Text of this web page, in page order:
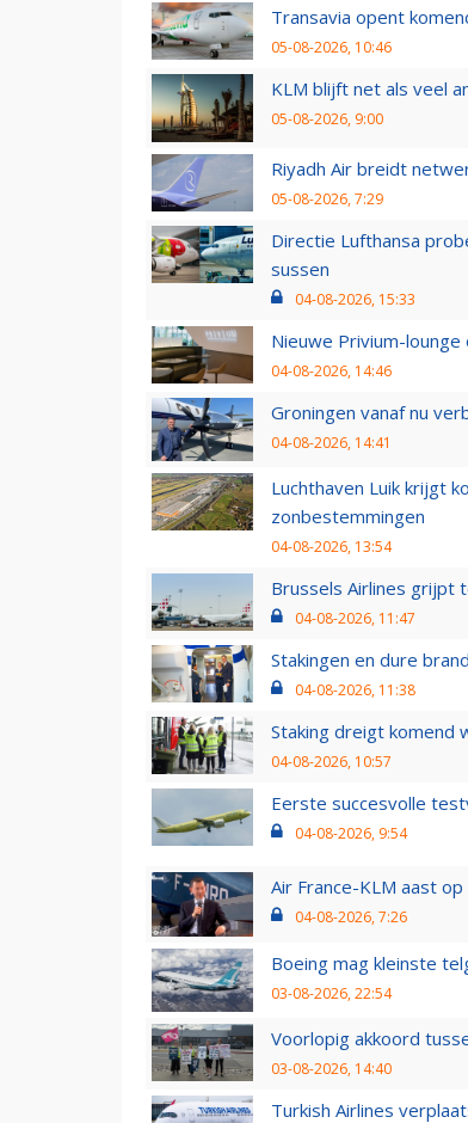
Transavia opent
05-08-2026, 10:46
KLM blijft net als veel
05-08-2026, 9:00
Riyadh Air breidt
05-08-2026, 7:29
Directie Lufthansa
sussen
04-08-2026, 15:33
Nieuwe Privium-
04-08-2026, 14:46
Groningen vanaf nu
04-08-2026, 14:41
Luchthaven Luik krijgt
zonbestemmingen
04-08-2026, 13:54
Brussels Airlines grijpt
04-08-2026, 11:47
Stakingen en dure
04-08-2026, 11:38
Staking dreigt komend
04-08-2026, 10:57
Eerste succesvolle
04-08-2026, 9:54
Air France-KLM aast
04-08-2026, 7:26
Boeing mag kleinste
03-08-2026, 22:54
Voorlopig akkoord
03-08-2026, 14:40
Turkish Airlines